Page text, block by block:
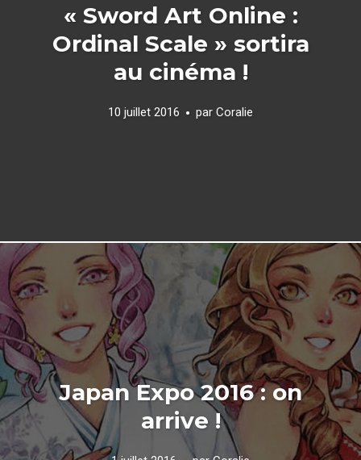
« Sword Art Online :
Ordinal Scale » sortira
au cinéma !
10 juillet 2016 par Coralie
Japan Expo 2016 : on
arrive !